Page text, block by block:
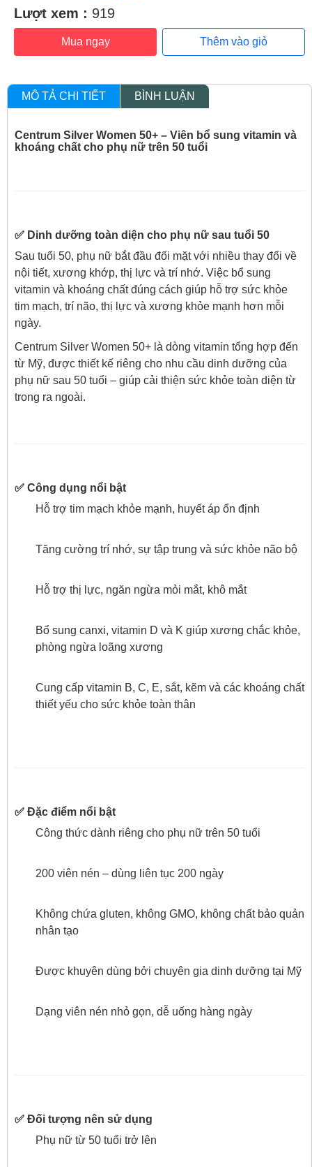
Lượt xem : 919
Mua ngay Thêm vào giỏ
MÔ TẢ CHI TIẾT BÌNH LUẬN
Centrum Silver Women 50+ – Viên bổ sung vitamin và
khoáng chất cho phụ nữ trên 50 tuổi
✅ Dinh dưỡng toàn diện cho phụ nữ sau tuổi 50
Sau tuổi 50, phụ nữ bắt đầu đối mặt với nhiều thay đổi về
nội tiết, xương khớp, thị lực và trí nhớ. Việc bổ sung
vitamin và khoáng chất đúng cách giúp hỗ trợ sức khỏe
tim mạch, trí não, thị lực và xương khỏe mạnh hơn mỗi
ngày.
Centrum Silver Women 50+ là dòng vitamin tổng hợp đến
từ Mỹ, được thiết kế riêng cho nhu cầu dinh dưỡng của
phụ nữ sau 50 tuổi – giúp cải thiện sức khỏe toàn diện từ
trong ra ngoài.
✅ Công dụng nổi bật
Hỗ trợ tim mạch khỏe mạnh, huyết áp ổn định
Tăng cường trí nhớ, sự tập trung và sức khỏe não bộ
Hỗ trợ thị lực, ngăn ngừa mỏi mắt, khô mắt
Bổ sung canxi, vitamin D và K giúp xương chắc khỏe,
phòng ngừa loãng xương
Cung cấp vitamin B, C, E, sắt, kẽm và các khoáng chất
thiết yếu cho sức khỏe toàn thân
✅ Đặc điểm nổi bật
Công thức dành riêng cho phụ nữ trên 50 tuổi
200 viên nén – dùng liên tục 200 ngày
Không chứa gluten, không GMO, không chất bảo quản
nhân tạo
Được khuyên dùng bởi chuyên gia dinh dưỡng tại Mỹ
Dạng viên nén nhỏ gọn, dễ uống hàng ngày
✅ Đối tượng nên sử dụng
Phụ nữ từ 50 tuổi trở lên